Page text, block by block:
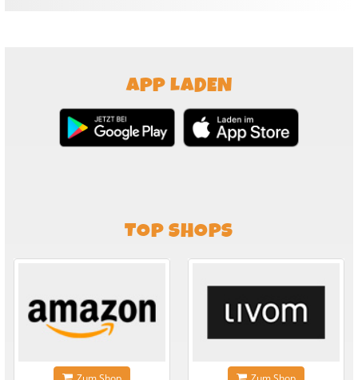
APP LADEN
TOP SHOPS